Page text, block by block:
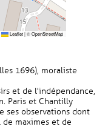
Leaflet|©OpenStreetMap
1696), moraliste
et de l'indépendance,
Paris et Chantilly
ses observations dont
de maximes et de